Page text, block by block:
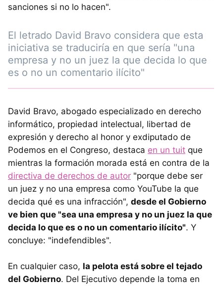
sanciones si no lo hacen".
El letrado David Bravo considera que esta
iniciativa se traduciría en que sería "una
empresa y no un juez la que decida lo que
es o no un comentario ilícito"
David Bravo, abogado especializado en derecho
informático, propiedad intelectual, libertad de
expresión y derecho al honor y exdiputado de
Podemos en el Congreso, destaca en un tuit que
mientras la formación morada está en contra de la
directiva de derechos de autor "porque debe ser
un juez y no una empresa como YouTube la que
decida qué es una infracción", desde el Gobierno
ve bien que "sea una empresa y no un juez la que
decida lo que es o no un comentario ilícito". Y
concluye: "indefendibles".
En cualquier caso, la pelota está sobre el tejado
del Gobierno. Del Ejecutivo depende la toma en